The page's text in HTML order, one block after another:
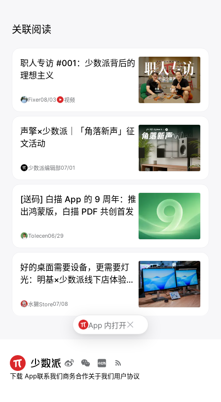
关联阅读
职人专访 #001：少数派背后的
理想主义
Fixer08/03 视频
声擎×少数派｜「角落新声」征
文活动
少数派编辑部07/01
[送码] 白描 App 的 9 周年：推
出鸿蒙版，白描 PDF 共创首发
Tolecen06/29
好的桌面需要设备，更需要灯
光：明基×少数派线下店体验空
水獭Store07/08
App 内打开
下载 App联系我们商务合作关于我们用户协议